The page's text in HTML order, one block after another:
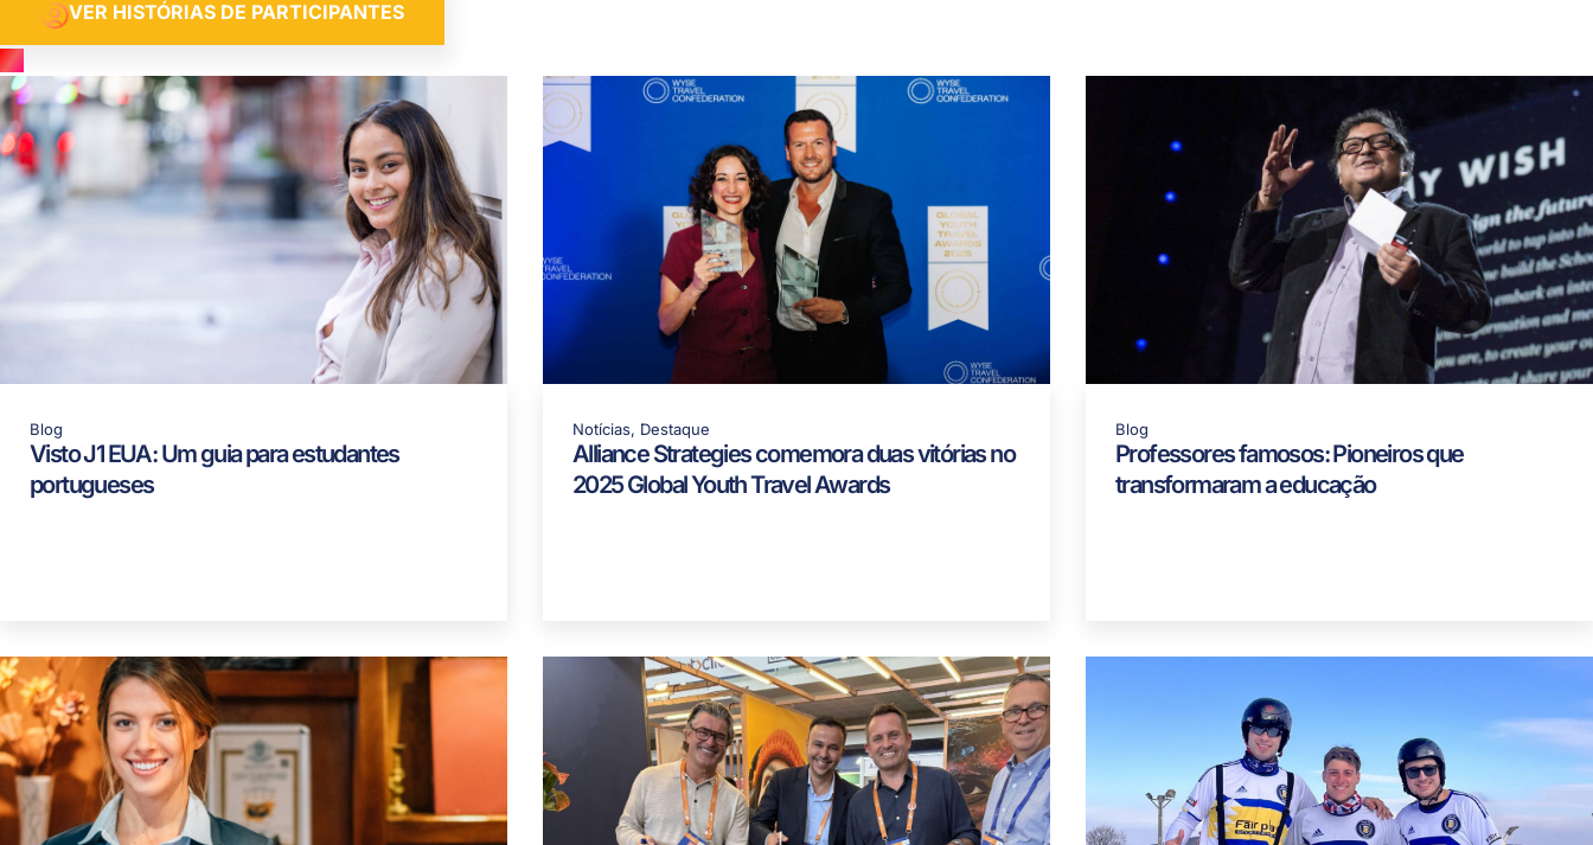
VER HISTÓRIAS DE PARTICIPANTES
Blog
Visto J1 EUA: Um guia para estudantes
portugueses
Notícias, Destaque
Alliance Strategies comemora duas vitórias no
2025 Global Youth Travel Awards
Blog
Professores famosos: Pioneiros que
transformaram a educação